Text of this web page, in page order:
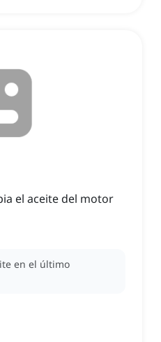
el aceite del motor
en el último